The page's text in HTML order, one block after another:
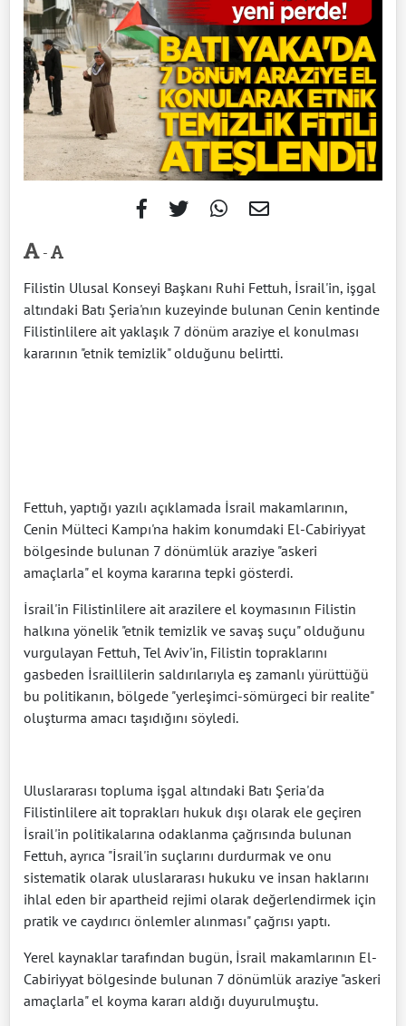
-
Filistin Ulusal Konseyi Başkanı Ruhi Fettuh, İsrail'in, işgal
altındaki Batı Şeria'nın kuzeyinde bulunan Cenin kentinde
Filistinlilere ait yaklaşık 7 dönüm araziye el konulması
kararının "etnik temizlik" olduğunu belirtti.
Fettuh, yaptığı yazılı açıklamada İsrail makamlarının,
Cenin Mülteci Kampı'na hakim konumdaki El-Cabiriyyat
bölgesinde bulunan 7 dönümlük araziye "askeri
amaçlarla" el koyma kararına tepki gösterdi.
İsrail'in Filistinlilere ait arazilere el koymasının Filistin
halkına yönelik "etnik temizlik ve savaş suçu" olduğunu
vurgulayan Fettuh, Tel Aviv'in, Filistin topraklarını
gasbeden İsraillilerin saldırılarıyla eş zamanlı yürüttüğü
bu politikanın, bölgede "yerleşimci-sömürgeci bir realite"
oluşturma amacı taşıdığını söyledi.
Uluslararası topluma işgal altındaki Batı Şeria'da
Filistinlilere ait toprakları hukuk dışı olarak ele geçiren
İsrail'in politikalarına odaklanma çağrısında bulunan
Fettuh, ayrıca "İsrail'in suçlarını durdurmak ve onu
sistematik olarak uluslararası hukuku ve insan haklarını
ihlal eden bir apartheid rejimi olarak değerlendirmek için
pratik ve caydırıcı önlemler alınması" çağrısı yaptı.
Yerel kaynaklar tarafından bugün, İsrail makamlarının El-
Cabiriyyat bölgesinde bulunan 7 dönümlük araziye "askeri
amaçlarla" el koyma kararı aldığı duyurulmuştu.